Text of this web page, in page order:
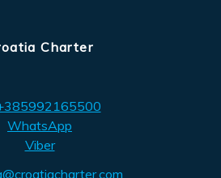
Charter
WhatsApp
Viber